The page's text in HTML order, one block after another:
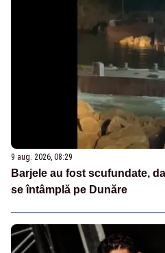
9 aug. 2026, 08:29
Barjele au fost scufundate,
se întâmplă pe Dunăre